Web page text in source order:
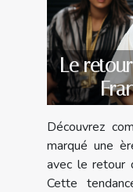
Le
Découvrez
marqué une
avec le retour
Cette